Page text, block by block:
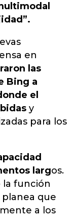
en
las
Bing a
el
y
para los
largos.
la función
que
a los